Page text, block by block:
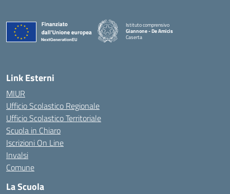
Istituto comprensivo
Giannone - De Amicis
Caserta
Link Esterni
MIUR
Ufficio Scolastico Regionale
Ufficio Scolastico Territoriale
Scuola in Chiaro
Iscrizioni On Line
Invalsi
Comune
La Scuola